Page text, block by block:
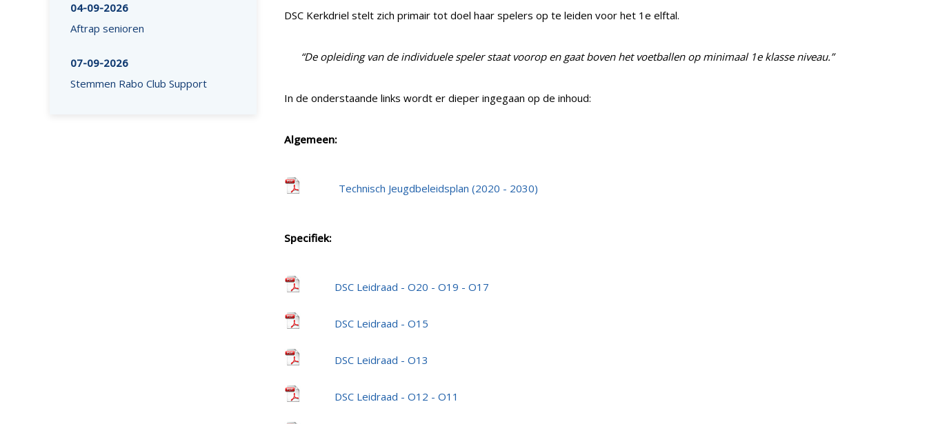
04-09-2026
Aftrap senioren
07-09-2026
Stemmen Rabo Club Support
DSC Kerkdriel stelt zich primair tot doel haar spelers op te leiden voor het 1e elftal.
“De opleiding van de individuele speler staat voorop en gaat boven het voetballen op minimaal 1e klasse niveau.”
In de onderstaande links wordt er dieper ingegaan op de inhoud:
Algemeen:
Technisch Jeugdbeleidsplan (2020 - 2030)
Specifiek:
DSC Leidraad - O20 - O19 - O17
DSC Leidraad - O15
DSC Leidraad - O13
DSC Leidraad - O12 - O11